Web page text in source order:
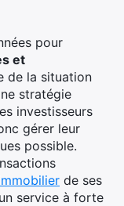
pour
et
de la situation
stratégie
investisseurs
gérer leur
possible.
de ses
service à forte